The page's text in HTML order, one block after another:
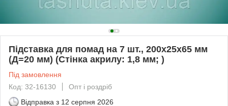
Підставка для помад на 7 шт., 200х25х65 мм
(Д=20 мм) (Стінка акрилу: 1,8 мм; )
Під замовлення
Код: 32-16130
Опт і роздріб
Відправка з 12 серпня 2026